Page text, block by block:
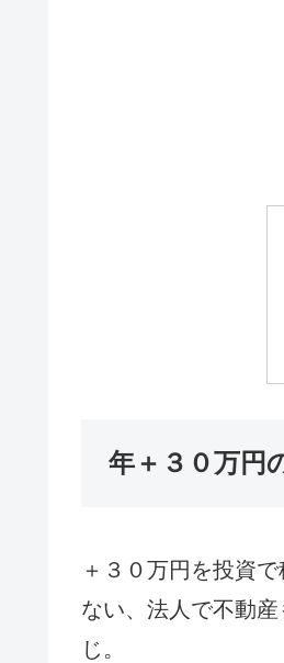
年＋３０万円
＋３０万円を投資
ない、法人で不動
じ。